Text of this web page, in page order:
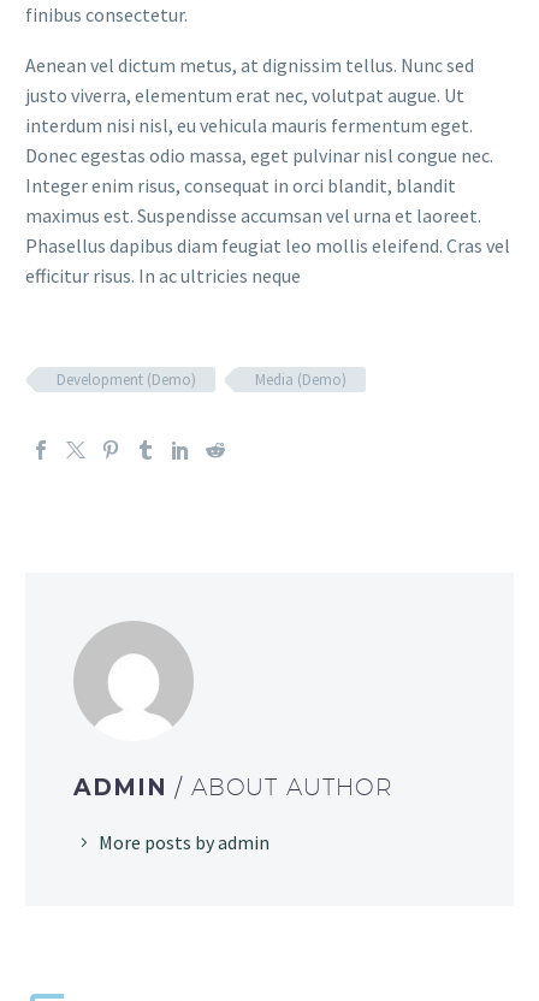
finibus consectetur.
Aenean vel dictum metus, at dignissim tellus. Nunc sed
justo viverra, elementum erat nec, volutpat augue. Ut
interdum nisi nisl, eu vehicula mauris fermentum eget.
Donec egestas odio massa, eget pulvinar nisl congue nec.
Integer enim risus, consequat in orci blandit, blandit
maximus est. Suspendisse accumsan vel urna et laoreet.
Phasellus dapibus diam feugiat leo mollis eleifend. Cras vel
efficitur risus. In ac ultricies neque
Development (Demo) Media (Demo)
ADMIN / ABOUT AUTHOR
More posts by admin